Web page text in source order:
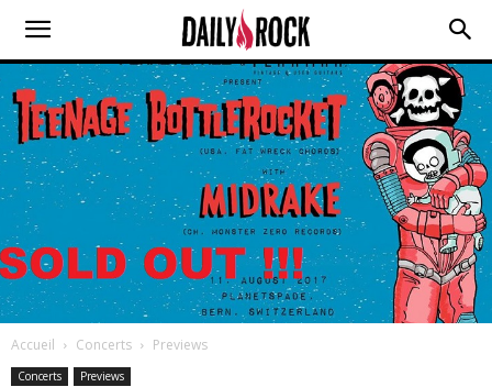
Accueil Concerts Previews
Concerts Previews